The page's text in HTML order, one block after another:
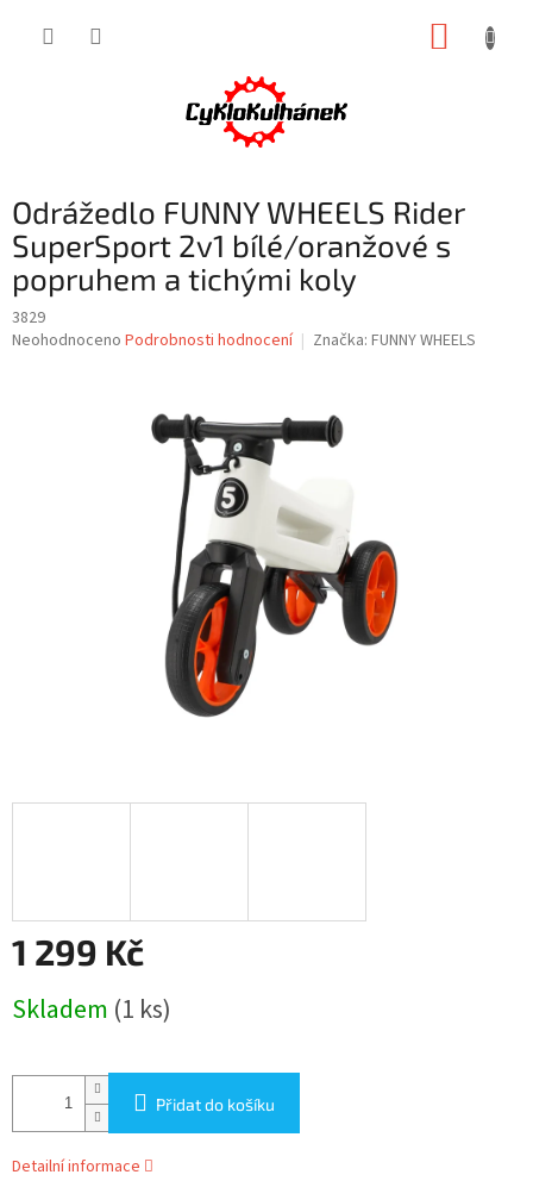
Odrážedlo FUNNY WHEELS Rider
SuperSport 2v1 bílé/oranžové s
popruhem a tichými koly
3829
Průměrné
Neohodnoceno Podrobnosti hodnocení Značka: FUNNY WHEELS
1 299 Kč
cena:
Skladem (1 ks)
Přidat do košíku
Detailní informace